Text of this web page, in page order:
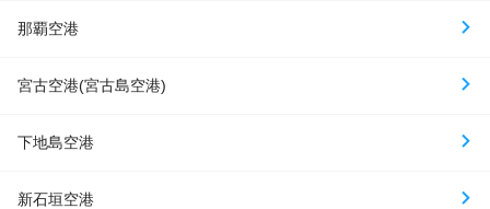
那覇空港
宮古空港(宮古島空港)
下地島空港
新石垣空港